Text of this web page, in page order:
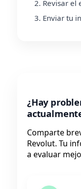
Revisar el
Enviar tu
¿Hay
Comparte
Revolut. Tu
a evaluar